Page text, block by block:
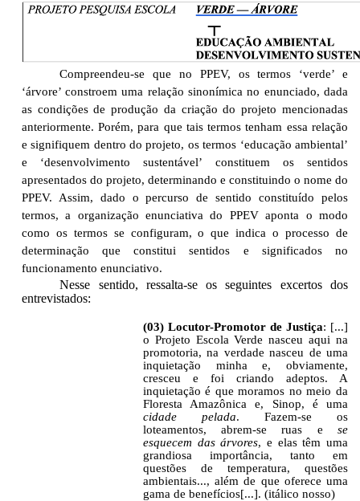
Compreendeu-se que no PPEV, os termos ‘verde’ e
‘árvore’ constroem uma relação sinonímica no enunciado, dada
as condições de produção da criação do projeto mencionadas
anteriormente. Porém, para que tais termos tenham essa relação
e signifiquem dentro do projeto, os termos ‘educação ambiental’
e ‘desenvolvimento sustentável’ constituem os sentidos
apresentados do projeto, determinando e constituindo o nome do
PPEV. Assim, dado o percurso de sentido constituído pelos
termos, a organização enunciativa do PPEV aponta o modo
como os termos se configuram, o que indica o processo de
determinação que constitui sentidos e significados no
funcionamento enunciativo.
Nesse sentido, ressalta-se os seguintes excertos dos
entrevistados:
(03) Locutor-Promotor de Justiça: [...]
o Projeto Escola Verde nasceu aqui na
promotoria, na verdade nasceu de uma
inquietação minha e, obviamente,
cresceu e foi criando adeptos. A
inquietação é que moramos no meio da
Floresta Amazônica e, Sinop, é uma
cidade pelada. Fazem-se os
loteamentos, abrem-se ruas e se
esquecem das árvores, e elas têm uma
grandiosa importância, tanto em
questões de temperatura, questões
ambientais..., além de que oferece uma
gama de benefícios[...]. (itálico nosso)